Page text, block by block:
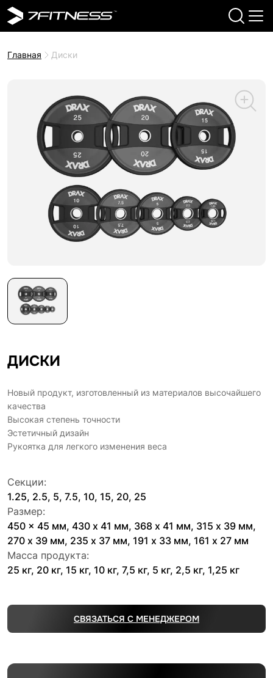
Главная Диски
ДИСКИ
Новый продукт, изготовленный из материалов высочайшего
качества
Высокая степень точности
Эстетичный дизайн
Рукоятка для легкого изменения веса
Секции:
1.25, 2.5, 5, 7.5, 10, 15, 20, 25
Размер:
450 x 45 мм, 430 x 41 мм, 368 x 41 мм, 315 x 39 мм,
270 x 39 мм, 235 x 37 мм, 191 x 33 мм, 161 x 27 мм
Масса продукта:
25 кг, 20 кг, 15 кг, 10 кг, 7,5 кг, 5 кг, 2,5 кг, 1,25 кг
СВЯЗАТЬСЯ С МЕНЕДЖЕРОМ